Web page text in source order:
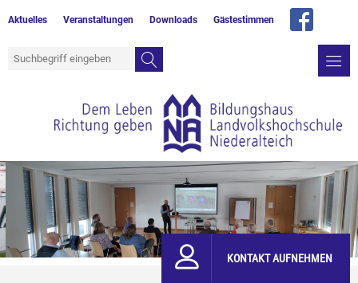
Aktuelles Veranstaltungen Downloads Gästestimmen
KONTAKT AUFNEHMEN